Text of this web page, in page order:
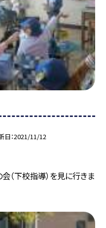
日 2021/11/12
会（下校指導）を見に行きま